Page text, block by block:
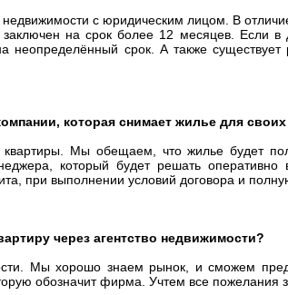
с юридическим лицом. В
заключен на срок более 12 месяцев. Если
неопределённый срок. А также
которая снимает жилье для
Мы обещаем, что жилье будет
который будет решать оперативно
при выполнении условий договора и
через агентство недвижимости?
Мы хорошо знаем рынок, и сможем
обозначит фирма. Учтем все пожелания